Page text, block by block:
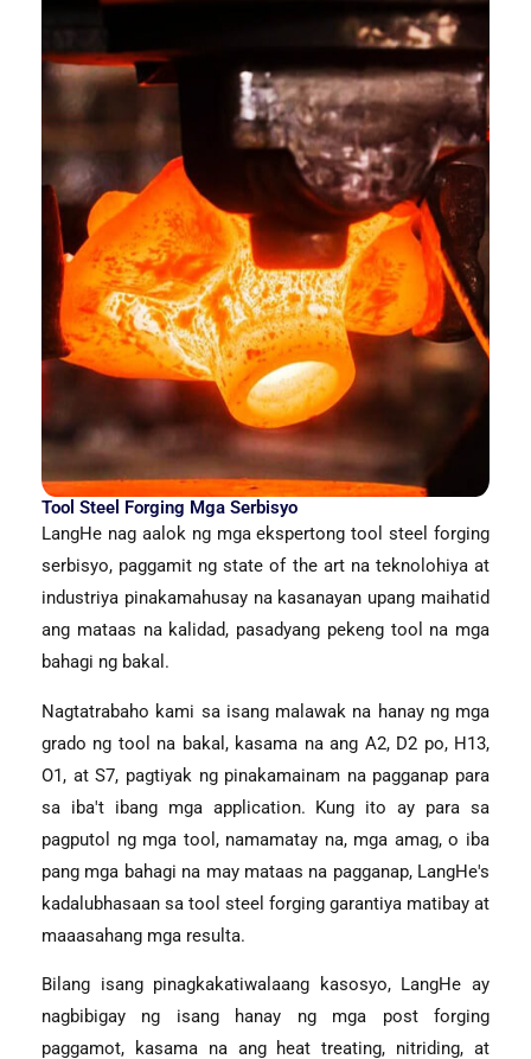
Tool Steel Forging Mga Serbisyo
LangHe nag aalok ng mga ekspertong tool steel forging
serbisyo, paggamit ng state of the art na teknolohiya at
industriya pinakamahusay na kasanayan upang maihatid
ang mataas na kalidad, pasadyang pekeng tool na mga
bahagi ng bakal.
Nagtatrabaho kami sa isang malawak na hanay ng mga
grado ng tool na bakal, kasama na ang A2, D2 po, H13,
O1, at S7, pagtiyak ng pinakamainam na pagganap para
sa iba't ibang mga application. Kung ito ay para sa
pagputol ng mga tool, namamatay na, mga amag, o iba
pang mga bahagi na may mataas na pagganap, LangHe's
kadalubhasaan sa tool steel forging garantiya matibay at
maaasahang mga resulta.
Bilang isang pinagkakatiwalaang kasosyo, LangHe ay
nagbibigay ng isang hanay ng mga post forging
paggamot, kasama na ang heat treating, nitriding, at